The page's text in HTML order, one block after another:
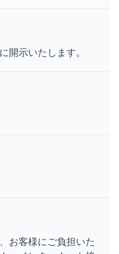
開示いたします。
お客様にご負担いた